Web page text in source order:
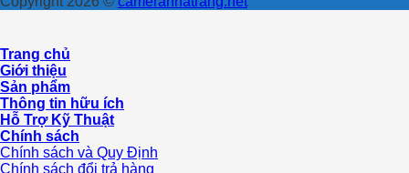
Trang chủ
Giới thiệu
Sản phẩm
Thông tin hữu ích
Hỗ Trợ Kỹ Thuật
Chính sách
Chính sách và Quy Định
Chính sách đổi trả hàng